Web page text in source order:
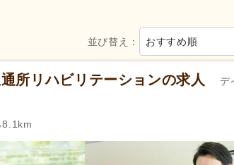
研修制度あり (5)
援あり (3) 通勤手当 (6)
可(5)
並び替え： おすすめ順
所リハビリテーションの求人 デ
8.1km